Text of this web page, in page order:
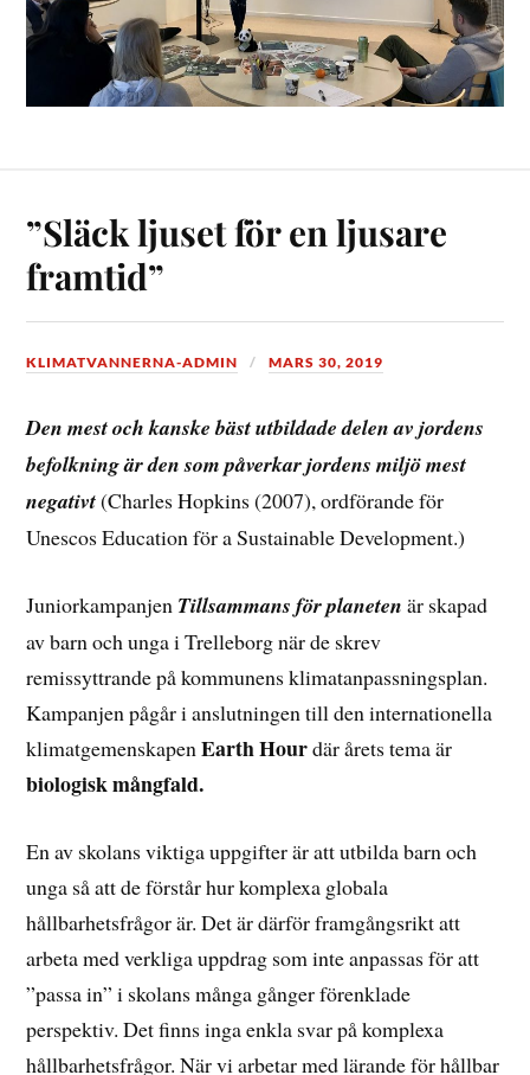
”Släck ljuset för en ljusare
framtid”
KLIMATVANNERNA-ADMIN MARS 30, 2019
Den mest och kanske bäst utbildade delen av jordens
befolkning är den som påverkar jordens miljö mest
negativt(Charles Hopkins (2007), ordförande för
Unescos Education för a Sustainable Development.)
Juniorkampanjen Tillsammans för planeten är skapad
av barn och unga i Trelleborg när de skrev
remissyttrande på kommunens klimatanpassningsplan.
Kampanjen pågår i anslutningen till den internationella
klimatgemenskapenEarth Hourdär årets tema är
biologisk mångfald.
En av skolans viktiga uppgifter är att utbilda barn och
unga så att de förstår hur komplexa globala
hållbarhetsfrågor är. Det är därför framgångsrikt att
arbeta med verkliga uppdrag som inte anpassas för att
”passa in” i skolans många gånger förenklade
perspektiv. Det finns inga enkla svar på komplexa
hållbarhetsfrågor. När vi arbetar med lärande för hållbar